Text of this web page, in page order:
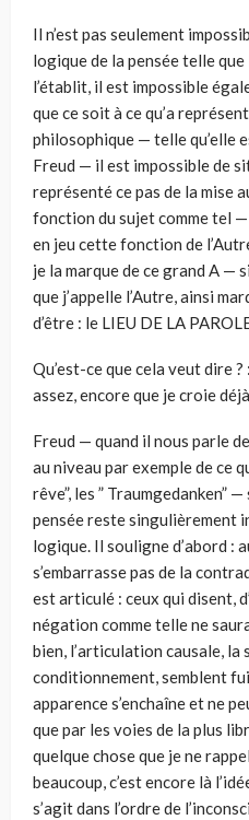
Il n’est pas seulement
logique de la pensée telle
l’établit, il est impossible
que ce soit à ce qu’a
philosophique — telle qu’elle
Freud — il est impossible de
représenté ce pas de la mise
fonction du sujet comme tel
en jeu cette fonction de
je la marque de ce grand A —
que j’appelle l’Autre, ainsi
d’être : le LIEU DE LA
Qu’est-ce que cela veut dire
assez, encore que je croie
Freud — quand il nous parle
au niveau par exemple de ce
rêve”, les ” Traumgedanken”
pensée reste singulièrement
logique. Il souligne d’abord :
s’embarrasse pas de la
est articulé : ceux qui disent,
négation comme telle ne
bien, l’articulation causale, la
conditionnement, semblent
apparence s’enchaîne et ne
que par les voies de la plus
quelque chose que je ne
beaucoup, c’est encore là
s’agit dans l’ordre de